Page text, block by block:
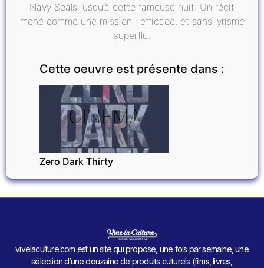
Navy Seals jusqu’à cette fameuse nuit. Un récit
mené comme une mission : efficace, et sans lyrisme
superflu.
Cette oeuvre est présente dans :
CINÉMA
Zero Dark Thirty
vivelaculture.com est un site qui propose, une fois par semaine, une
sélection d’une douzaine de produits culturels (films, livres,